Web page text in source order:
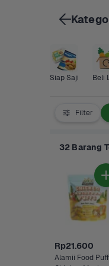
Siap Saji Beli
Filter
Baru di Kategori Ibu & Bayi
32 Barang
Rp21.600
Alamii Food Puff